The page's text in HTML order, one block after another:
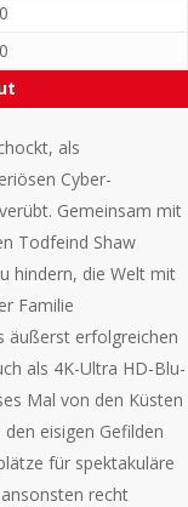
als
Cyber-
Gemeinsam mit
Todfeind Shaw
hindern, die Welt mit
Familie
äußerst erfolgreichen
als 4K-Ultra HD-Blu-
Mal von den Küsten
eisigen Gefilden
für spektakuläre
recht